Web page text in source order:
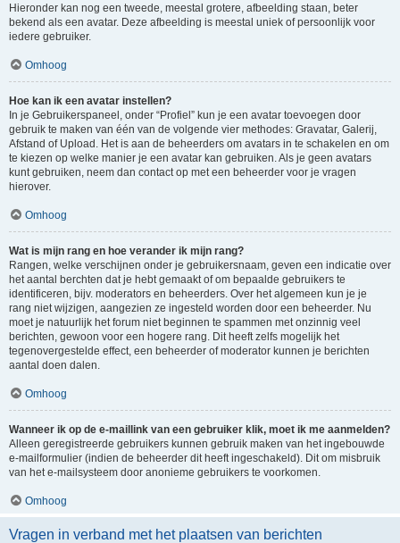
Hieronder kan nog een tweede, meestal grotere, afbeelding staan, beter
bekend als een avatar. Deze afbeelding is meestal uniek of persoonlijk voor
iedere gebruiker.
Omhoog
Hoe kan ik een avatar instellen?
In je Gebruikerspaneel, onder “Profiel” kun je een avatar toevoegen door
gebruik te maken van één van de volgende vier methodes: Gravatar, Galerij,
Afstand of Upload. Het is aan de beheerders om avatars in te schakelen en om
te kiezen op welke manier je een avatar kan gebruiken. Als je geen avatars
kunt gebruiken, neem dan contact op met een beheerder voor je vragen
hierover.
Omhoog
Wat is mijn rang en hoe verander ik mijn rang?
Rangen, welke verschijnen onder je gebruikersnaam, geven een indicatie over
het aantal berchten dat je hebt gemaakt of om bepaalde gebruikers te
identificeren, bijv. moderators en beheerders. Over het algemeen kun je je
rang niet wijzigen, aangezien ze ingesteld worden door een beheerder. Nu
moet je natuurlijk het forum niet beginnen te spammen met onzinnig veel
berichten, gewoon voor een hogere rang. Dit heeft zelfs mogelijk het
tegenovergestelde effect, een beheerder of moderator kunnen je berichten
aantal doen dalen.
Omhoog
Wanneer ik op de e-maillink van een gebruiker klik, moet ik me aanmelden?
Alleen geregistreerde gebruikers kunnen gebruik maken van het ingebouwde
e-mailformulier (indien de beheerder dit heeft ingeschakeld). Dit om misbruik
van het e-mailsysteem door anonieme gebruikers te voorkomen.
Omhoog
Vragen in verband met het plaatsen van berichten